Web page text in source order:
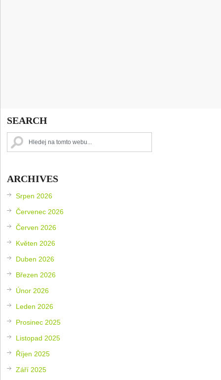
SEARCH
ARCHIVES
Srpen 2026
Červenec 2026
Červen 2026
Květen 2026
Duben 2026
Březen 2026
Únor 2026
Leden 2026
Prosinec 2025
Listopad 2025
Říjen 2025
Září 2025